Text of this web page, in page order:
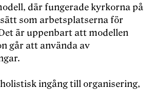
där fungerade kyrkorna på
som arbetsplatserna för
är uppenbart att modellen
går att använda av
ingång till organisering,